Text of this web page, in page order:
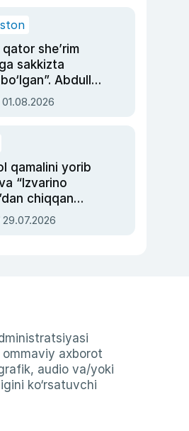
qator she’rim
sakkizta
Abdulla
siyosiy
asrab
qamalini yorib
“Izvarino
chiqqan
— Ukraina
bosh
29.07.2026
axborot
audio va/yoki
ko‘rsatuvchi